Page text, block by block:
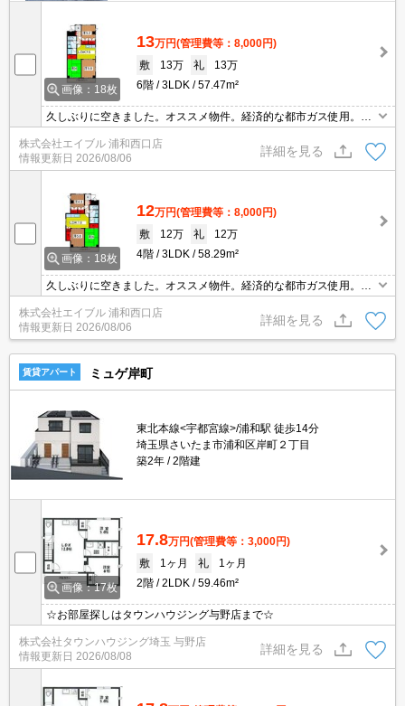
画像：18枚
13万円(管理費等：8,000円)
敷
13万 礼
13万
6階
3LDK 57.47m²
久しぶりに空きました。オススメ物件。経済的な都市ガス使用。周
辺には充実の生活環境。駅から明るい道のり。最新の空室状況はお
気軽にお問い合わせ下さい。すぐ内見できます。
株式会社エイブル 浦和西口店
情報更新日 2026/08/06
詳細を見る
画像：18枚
12万円(管理費等：8,000円)
敷
12万 礼
12万
4階
3LDK 58.29m²
久しぶりに空きました。オススメ物件。経済的な都市ガス使用。周
辺には充実の生活環境。最新の空室状況はお気軽にお問い合わせ下
さい。すぐ内見できます。
株式会社エイブル 浦和西口店
情報更新日 2026/08/06
詳細を見る
賃貸アパート ミュゲ岸町
東北本線<宇都宮線>/浦和駅 徒歩14分
埼玉県さいたま市浦和区岸町２丁目
築2年
2階建
画像：17枚
17.8万円(管理費等：3,000円)
敷
1ヶ月 礼
1ヶ月
2階
2LDK 59.46m²
☆お部屋探しはタウンハウジング与野店まで☆
株式会社タウンハウジング埼玉 与野店
情報更新日 2026/08/08
詳細を見る